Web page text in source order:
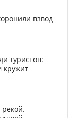
взвод
туристов:
кружит